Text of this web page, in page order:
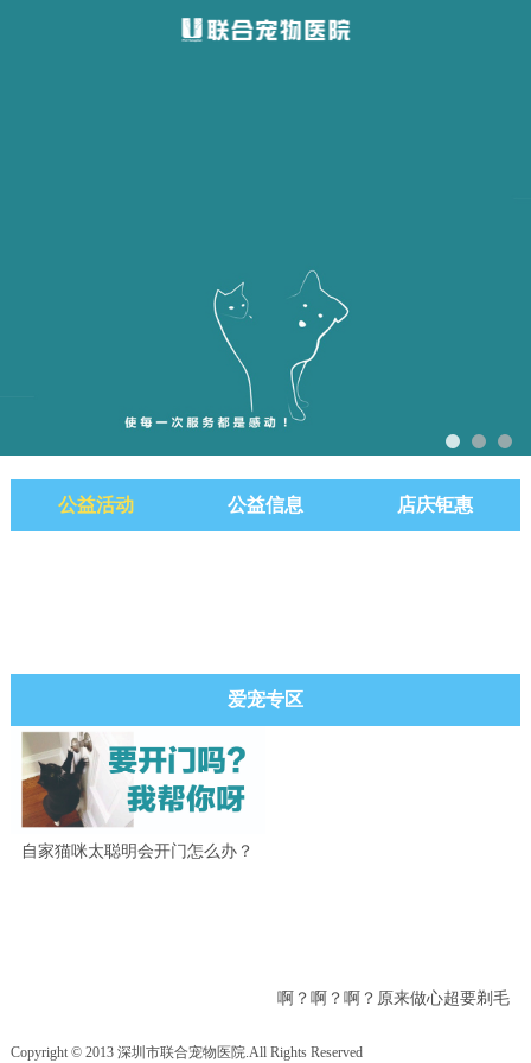
公益活动 公益信息 店庆钜惠
爱宠专区
自家猫咪太聪明会开门怎么办？
啊？啊？啊？原来做心超要剃毛
Copyright © 2013 深圳市联合宠物医院.All Rights Reserved